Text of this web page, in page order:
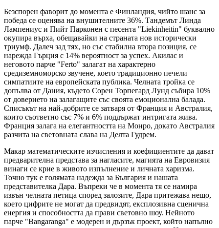
Безспорен фаворит до момента е Финландия, чийто шанс за
победа се оценява на внушителните 36%. Тандемът Линда
Лампениус и Пийт Парконен с песента "Liekinheitin" буквално
окупира върха, обещавайки на страната нов исторически
триумф. Далеч зад тях, но със стабилна втора позиция, се
нарежда Гърция с 14% вероятност за успех. Акилас и
неговото парче "Ferto" залагат на характерно
средиземноморско звучене, което традиционно печели
симпатиите на европейската публика. Челната тройка се
допълва от Дания, където Сорен Торпегард Лунд събира 10%
от доверието на залагащите със своята емоционална балада.
Списъкът на най-добрите се затваря от Франция и Австралия,
които съответно със 7% и 6% поддържат интригата жива.
Франция залага на елегантността на Монро, докато Австралия
разчита на световната слава на Делта Гудрем.
Макар математическите изчисления и коефициентите да дават
предварителна представа за нагласите, магията на Евровизия
винаги се крие в живото изпълнение и личната харизма.
Точно тук е голямата надежда за България и нашата
представителка Дара. Въпреки че в момента тя се намира
извън челната петица според залозите, Дара притежава нещо,
което цифрите не могат да предвидят, експлозивна сценична
енергия и способността да прави световно шоу. Нейното
парче "Bangaranga" е модерен и дързък проект, който напълно